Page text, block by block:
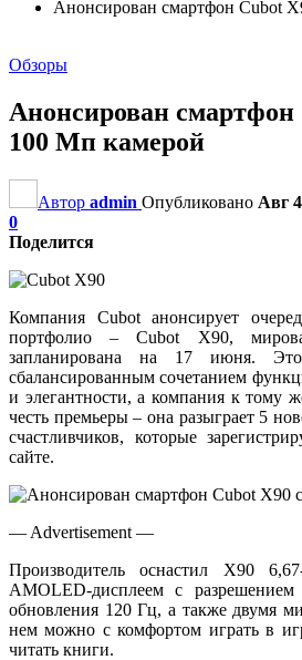
Анонсирован смартфон Cubot
Обзоры
Анонсирован смартфон
100 Мп камерой
Автор admin Опубликовано Авг
0
Поделится
Компания Cubot анонсирует
портфолио – Cubot X90,
запланирована на 17 июня. Это
сбалансированным сочетанием
и элегантности, а компания к тому
честь премьеры – она разыграет 5
счастливчиков, которые
сайте.
— Advertisement —
Производитель оснастил X90
AMOLED-дисплеем с
обновления 120 Гц, а также двумя
нем можно с комфортом играть в
читать книги.